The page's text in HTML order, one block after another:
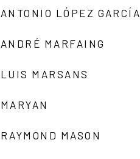
ANTONIO LÓPEZ GARCÍA
ANDRÉ MARFAING
LUIS MARSANS
MARYAN
RAYMOND MASON